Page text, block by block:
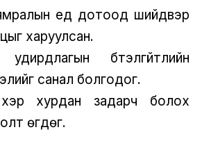
үед дотоод шийдвэр
харуулсан.
бүтэлгүйтлийн
санал болгодог.
хурдан задарч болох
өгдөг.